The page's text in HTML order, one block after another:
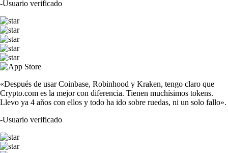
-Usuario verificado
«Después de usar Coinbase, Robinhood y Kraken, tengo claro que
Crypto.com es la mejor con diferencia. Tienen muchísimos tokens.
Llevo ya 4 años con ellos y todo ha ido sobre ruedas, ni un solo fallo».
-Usuario verificado